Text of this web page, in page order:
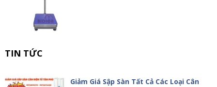
TIN TỨC
Giảm Giá Sập Sàn Tất Cả Các Loại Cân